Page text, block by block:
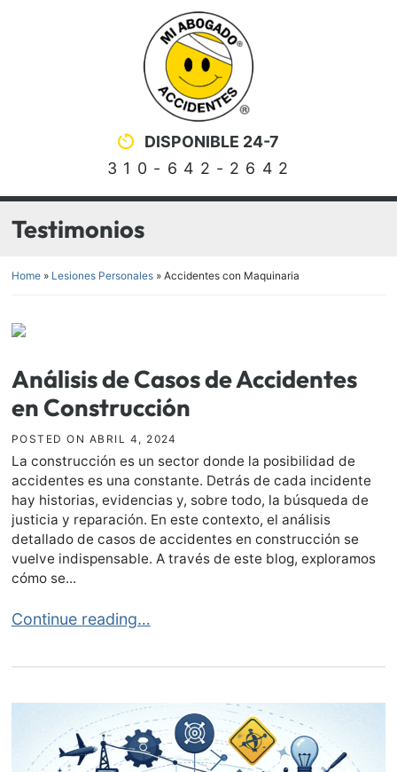
Return home
DISPONIBLE 24-7
310-642-2642
Testimonios
Home» Lesiones Personales» Accidentes con Maquinaria
Análisis de Casos de Accidentes
en Construcción
POSTED ON ABRIL 4, 2024
La construcción es un sector donde la posibilidad de
accidentes es una constante. Detrás de cada incidente
hay historias, evidencias y, sobre todo, la búsqueda de
justicia y reparación. En este contexto, el análisis
detallado de casos de accidentes en construcción se
vuelve indispensable. A través de este blog, exploramos
cómo se...
Análisis de Casos de Accidentes en Construcción
Continue reading…